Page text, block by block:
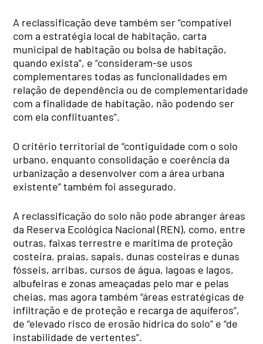
A reclassificação deve também ser “compatível
com a estratégia local de habitação, carta
municipal de habitação ou bolsa de habitação,
quando exista”, e “consideram-se usos
complementares todas as funcionalidades em
relação de dependência ou de complementaridade
com a finalidade de habitação, não podendo ser
com ela conflituantes”.
O critério territorial de “contiguidade com o solo
urbano, enquanto consolidação e coerência da
urbanização a desenvolver com a área urbana
existente” também foi assegurado.
A reclassificação do solo não pode abranger áreas
da Reserva Ecológica Nacional (REN), como, entre
outras, faixas terrestre e marítima de proteção
costeira, praias, sapais, dunas costeiras e dunas
fósseis, arribas, cursos de água, lagoas e lagos,
albufeiras e zonas ameaçadas pelo mar e pelas
cheias, mas agora também “áreas estratégicas de
infiltração e de proteção e recarga de aquíferos”,
de “elevado risco de erosão hídrica do solo” e “de
instabilidade de vertentes”.